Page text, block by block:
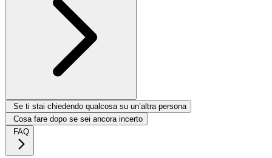
Se ti stai chiedendo qualcosa su un’altra persona
Cosa fare dopo se sei ancora incerto
FAQ